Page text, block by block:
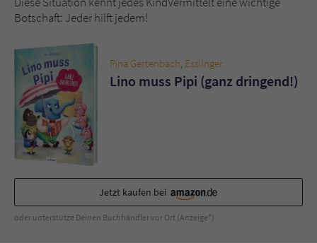
Botschaft: Jeder hilft jedem!
Pina Gertenbach, Esslinger
Lino muss Pipi (ganz dringend!)
Jetzt kaufen bei
oder unterstütze Deinen Buchhändler vor Ort (Anzeige*)